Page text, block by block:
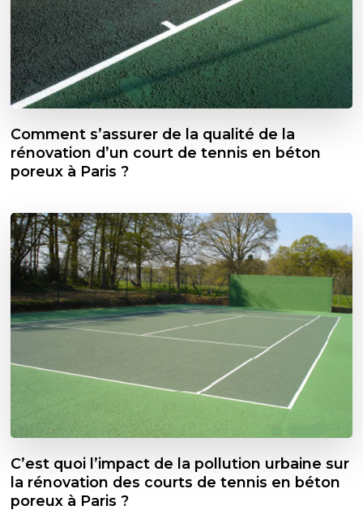
Comment s’assurer de la qualité de la
rénovation d’un court de tennis en béton
poreux à Paris ?
C’est quoi l’impact de la pollution urbaine sur
la rénovation des courts de tennis en béton
poreux à Paris ?